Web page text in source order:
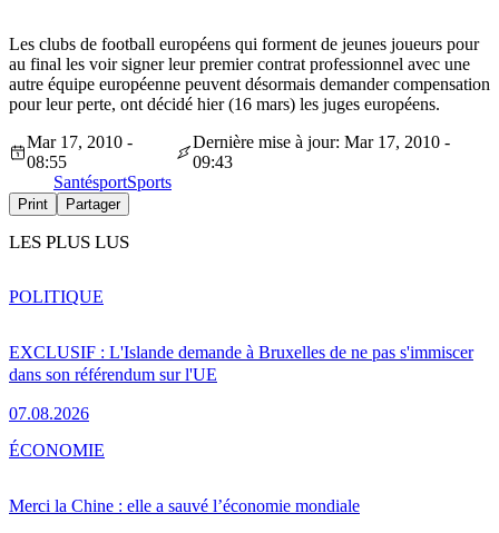
Les clubs de football européens qui forment de jeunes joueurs pour
au final les voir signer leur premier contrat professionnel avec une
autre équipe européenne peuvent désormais demander compensation
pour leur perte, ont décidé hier (16 mars) les juges européens.
Mar 17, 2010 -
08:55
Dernière mise à jour: Mar 17, 2010 -
09:43
SantésportSports
Print Partager
LES PLUS LUS
EXCLUSIF : L'Islande demande à Bruxelles de ne pas s'immiscer
dans son référendum sur l'UE
07.08.2026
POLITIQUE
Merci la Chine : elle a sauvé l’économie mondiale
ÉCONOMIE